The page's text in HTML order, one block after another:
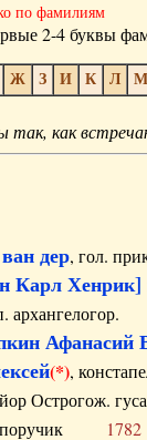
по фамилиям
2-4 буквы
Ж З И К Л М
так, как
дер, гол.
Карл Хенрик]
Афанасий
(*),
Острогож.
поручик 1782